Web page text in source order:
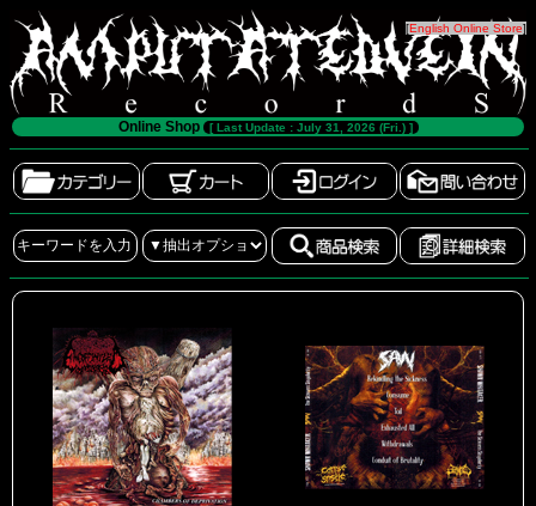
[English Online Store]
Online Shop [ Last Update : July 31, 2026 (Fri.) ]